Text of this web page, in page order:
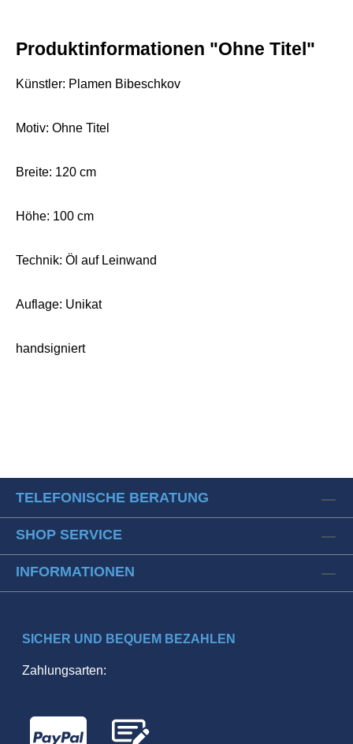
Produktinformationen "Ohne Titel"
Künstler: Plamen Bibeschkov
Motiv: Ohne Titel
Breite: 120 cm
Höhe: 100 cm
Technik: Öl auf Leinwand
Auflage: Unikat
handsigniert
TELEFONISCHE BERATUNG
SHOP SERVICE
INFORMATIONEN
SICHER UND BEQUEM BEZAHLEN
Zahlungsarten: